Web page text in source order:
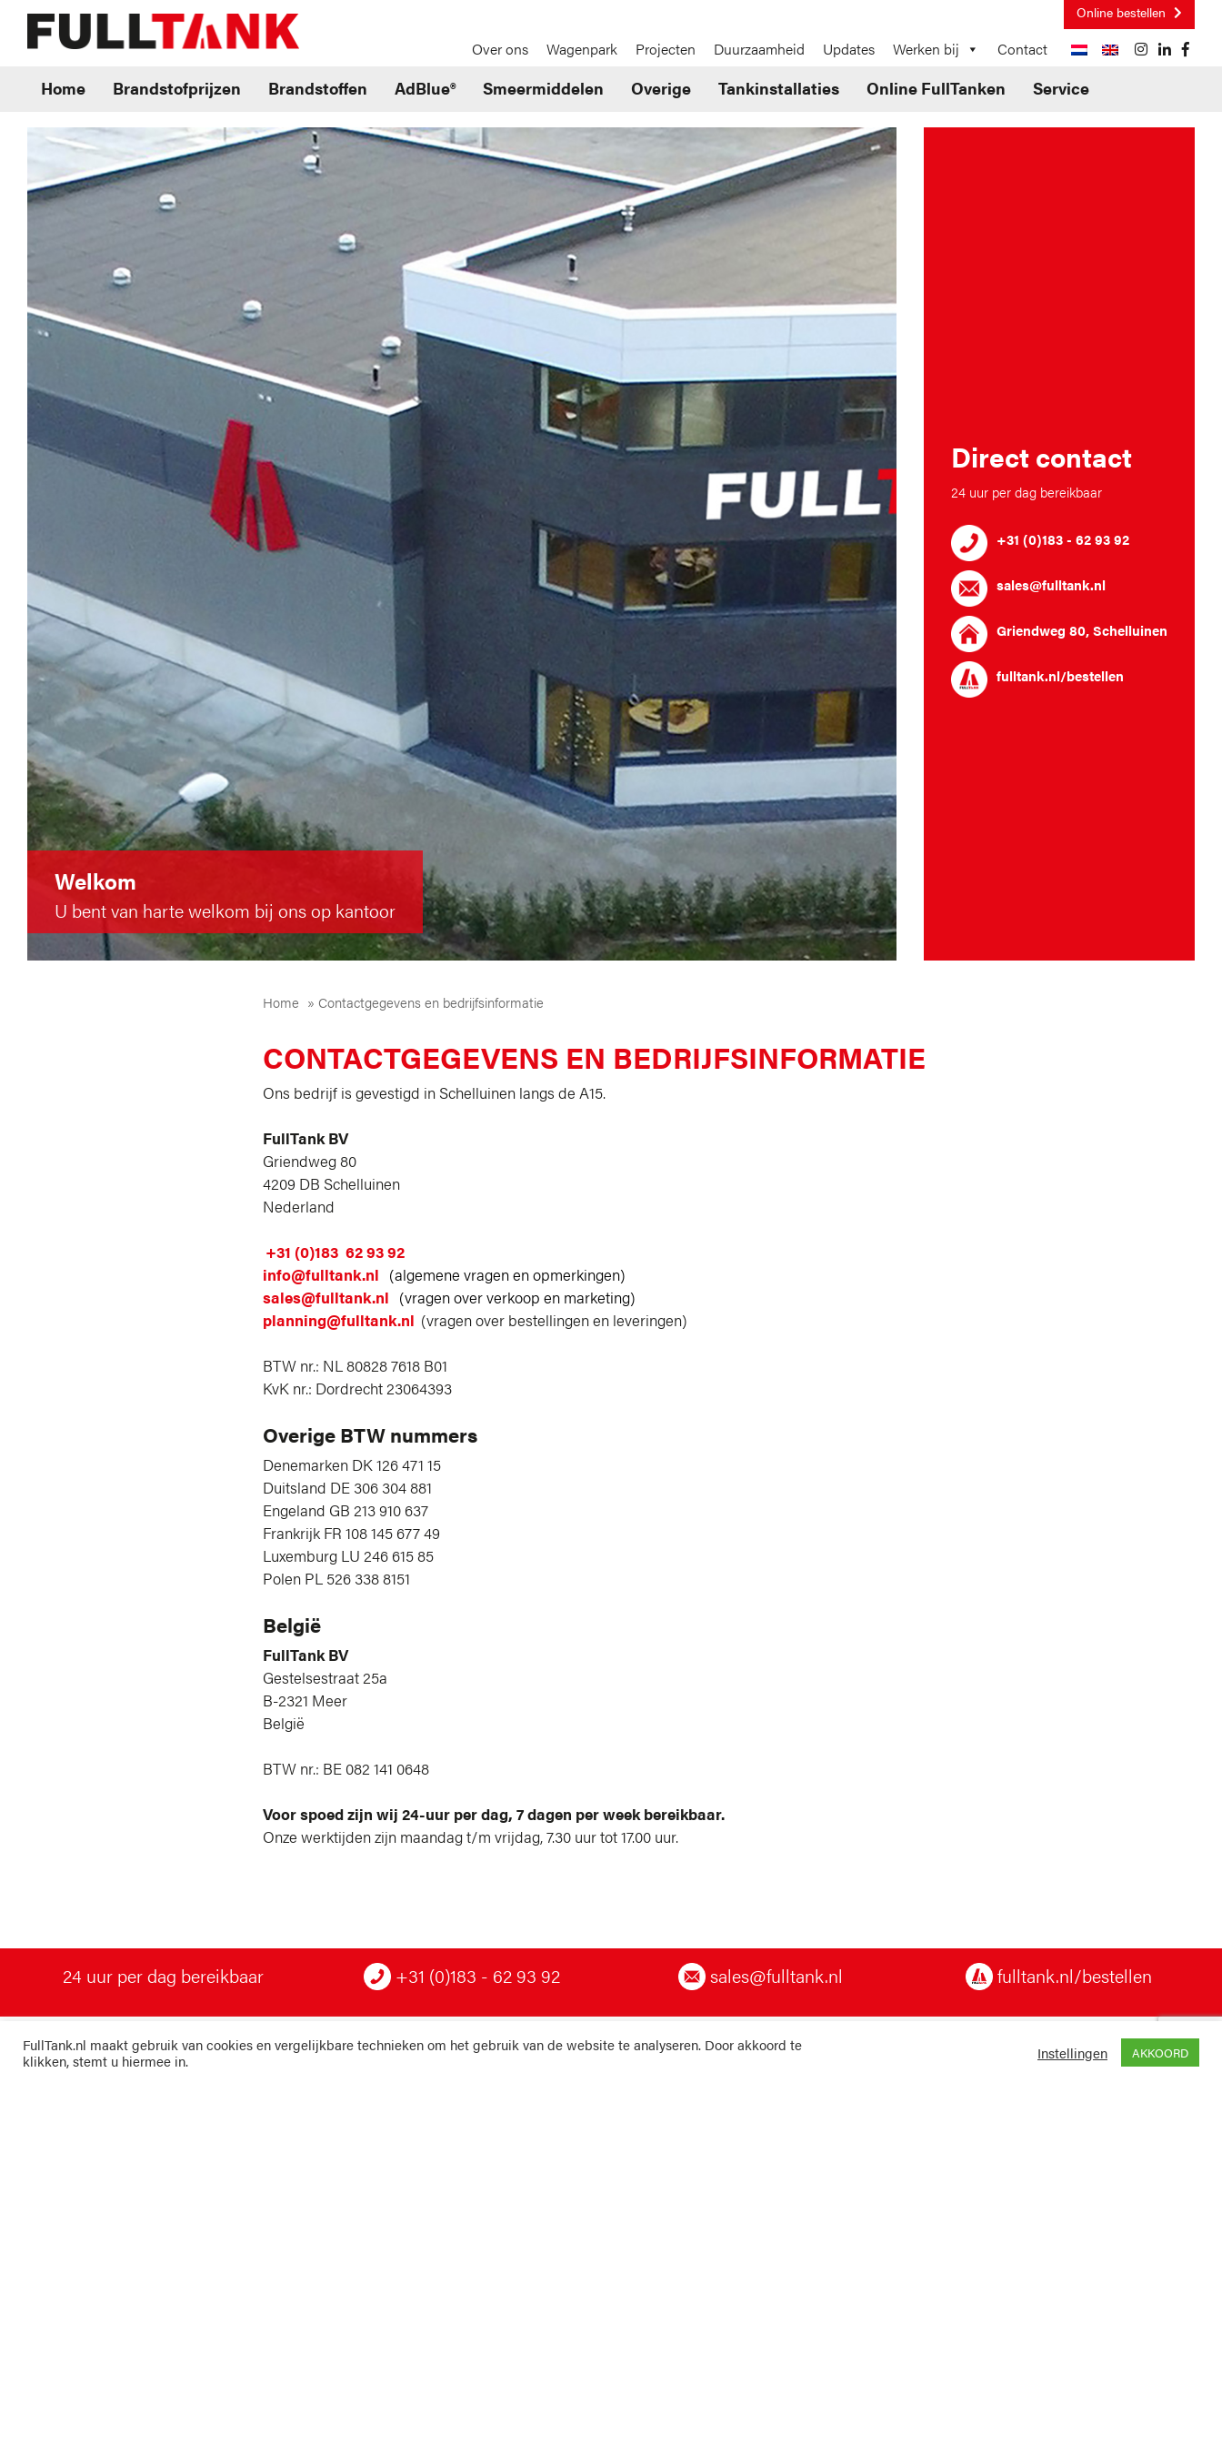
Online bestellen
Over ons Wagenpark Projecten Duurzaamheid Updates Werken bij Contact
Home Brandstofprijzen Brandstoffen AdBlue® Smeermiddelen Overige Tankinstallaties Online FullTanken Service
Welkom
U bent van harte welkom bij ons op kantoor
Direct contact
24 uur per dag bereikbaar
+31 (0)183 - 62 93 92
sales@fulltank.nl
Griendweg 80, Schelluinen
fulltank.nl/bestellen
Home » Contactgegevens en bedrijfsinformatie
CONTACTGEGEVENS EN BEDRIJFSINFORMATIE
Ons bedrijf is gevestigd in Schelluinen langs de A15.
FullTank BV
Griendweg 80
4209 DB Schelluinen
Nederland
+31 (0)183 62 93 92
info@fulltank.nl (algemene vragen en opmerkingen)
sales@fulltank.nl (vragen over verkoop en marketing)
planning@fulltank.nl (vragen over bestellingen en leveringen)
BTW nr.: NL 80828 7618 B01
KvK nr.: Dordrecht 23064393
Overige BTW nummers
Denemarken DK 126 471 15
Duitsland DE 306 304 881
Engeland GB 213 910 637
Frankrijk FR 108 145 677 49
Luxemburg LU 246 615 85
Polen PL 526 338 8151
België
FullTank BV
Gestelsestraat 25a
B-2321 Meer
België
BTW nr.: BE 082 141 0648
Voor spoed zijn wij 24-uur per dag, 7 dagen per week bereikbaar.
Onze werktijden zijn maandag t/m vrijdag, 7.30 uur tot 17.00 uur.
24 uur per dag bereikbaar +31 (0)183 - 62 93 92 sales@fulltank.nl fulltank.nl/bestellen
FullTank.nl maakt gebruik van cookies en vergelijkbare technieken om het gebruik van de website te analyseren. Door akkoord te
klikken, stemt u hiermee in.
Instellingen AKKOORD